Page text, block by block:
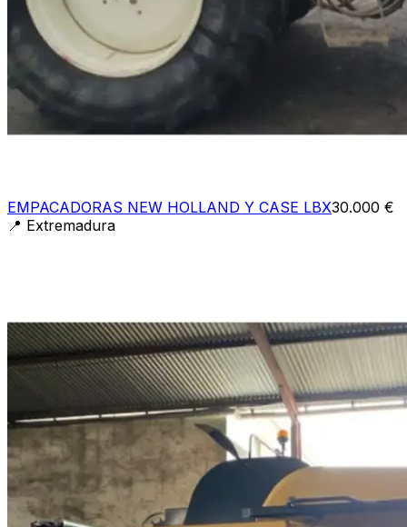
EMPACADORAS NEW HOLLAND Y CASE LBX30.000 €
📍 Extremadura